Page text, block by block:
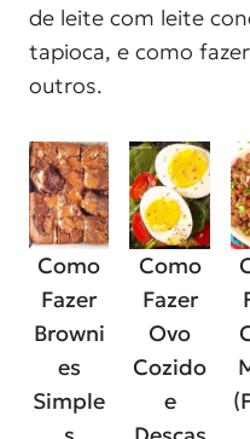
de leite com leite
tapioca, e como
outros.
Como
Fazer
Browni
es
Simple
Como
Fazer
Ovo
Cozido
e